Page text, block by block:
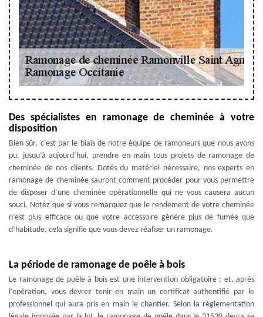
Des spécialistes en ramonage de cheminée à votre
disposition
Bien sûr, c’est par le biais de notre équipe de ramoneurs que nous avons
pu, jusqu’à aujourd’hui, prendre en main tous projets de ramonage de
cheminée de nos clients. Dotés du matériel nécessaire, nos experts en
ramonage de cheminée sauront comment procéder pour vous permettre
de disposer d’une cheminée opérationnelle qui ne vous causera aucun
souci. Notez que si vous remarquez que le rendement de votre cheminée
n’est plus efficace ou que votre accessoire génère plus de fumée que
d’habitude, cela signifie que vous devez réaliser un ramonage.
La période de ramonage de poêle à bois
Le ramonage de poêle à bois est une intervention obligatoire ; et, après
l’opération, vous devrez tenir en main un certificat authentifié par le
professionnel qui aura pris en main le chantier. Selon la réglementation